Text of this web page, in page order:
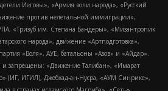
Иеговы», «Армия воли народа», «Русский
против нелегальной иммиграции»,
«Тризуб им. Степана Бандеры», «Мизантропик
народа», движение «Артподготовка»,
«Воля», АУЕ, батальоны «Азов» и «Айдар».
и запрещены: «Движение Талибан», «Имарат
(ИГ, ИГИЛ), Джебхад-ан-Нусра, «АУМ Синрике»,